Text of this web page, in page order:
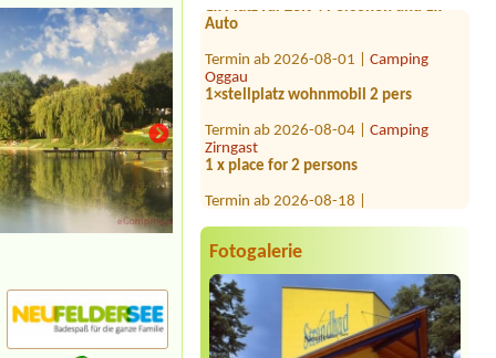
Termin ab 2026-08-01 |
Oggau
1×stellplatz wohnmobil 2 pers
Termin ab 2026-08-04 | Camping
Zirngast
1 x place for 2 persons
Termin ab 2026-08-18 |
Storchencamp Rust
1 Stellplatz für 1 Zelt und 3 Personen
Termin ab 2026-07-24 |
Leimüller Camping
Termin ab 2026-07-28 |
Panoramacamping Westendorf
Nein1 x Stellplatz für Wohnmobil
Fotogalerie